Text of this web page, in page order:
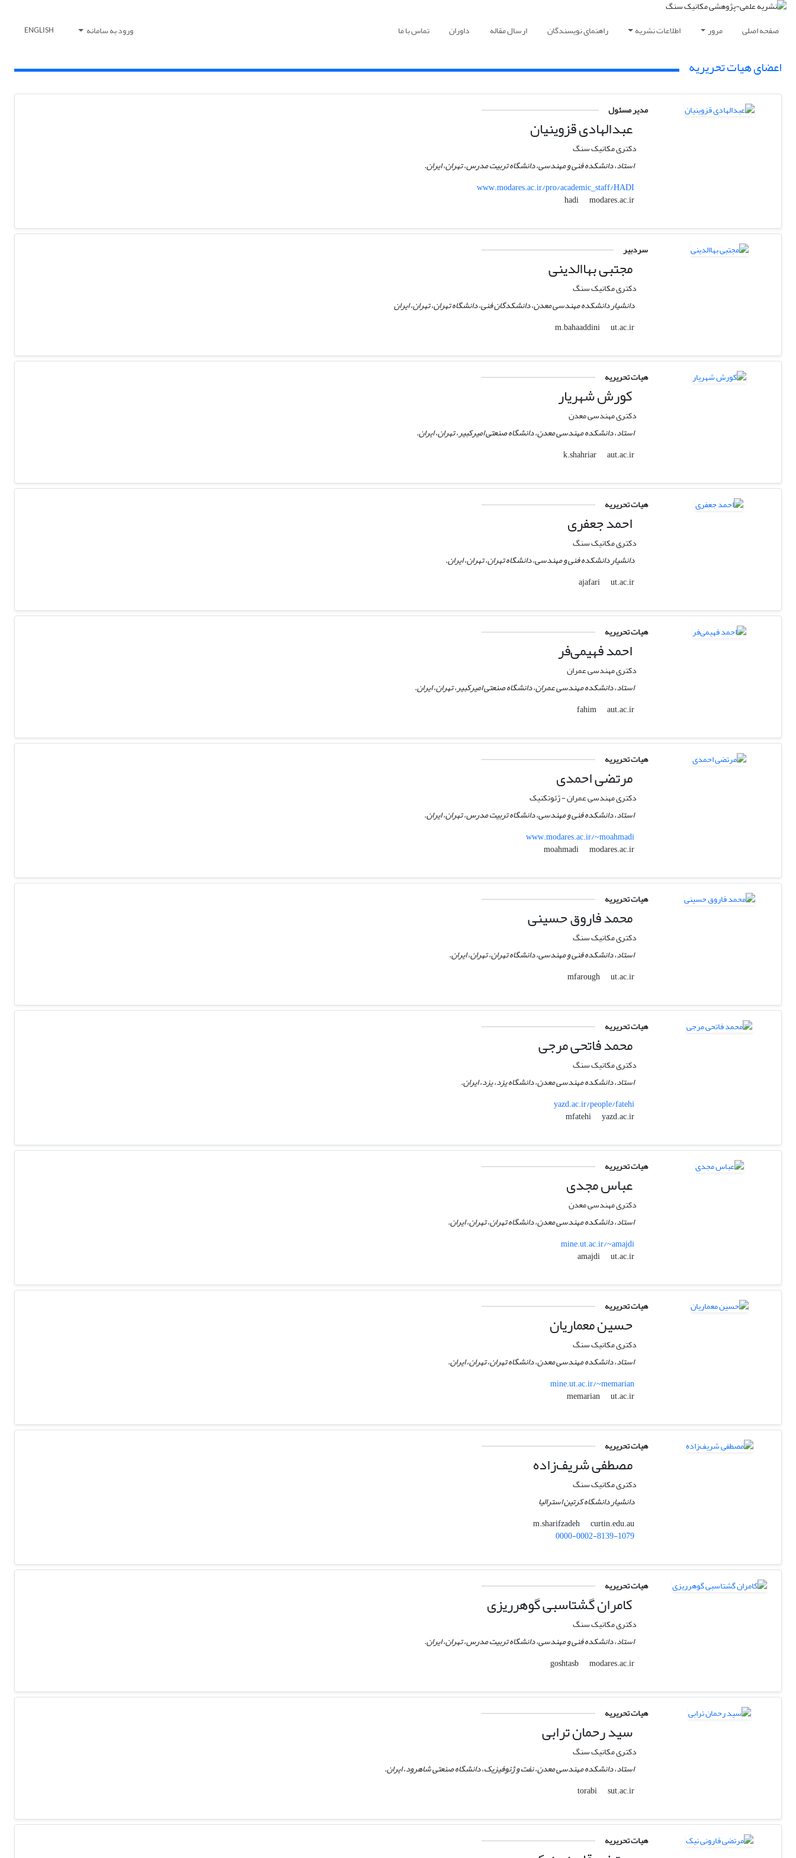
صفحه اصلی مرور اطلاعات نشریه راهنمای نویسندگان ارسال مقاله داوران تماس با ما ورود به سامانه ENGLISH
اعضای هیات تحریریه
مدیر مسئول
عبدالهادی قزوینیان
دکتری مکانیک سنگ
استاد، دانشکده فنی و مهندسی، دانشگاه تربیت مدرس، تهران، ایران.
www.modares.ac.ir/pro/academic_staff/HADI
hadi
modares.ac.ir
سردبیر
مجتبی بهاالدینی
دکتری مکانیک سنگ
دانشیار دانشکده مهندسی معدن، دانشکدگان فنی، دانشگاه تهران، تهران، ایران
m.bahaaddini
ut.ac.ir
هیات تحریریه
کورش شهریار
دکتری مهندسی معدن
استاد، دانشکده مهندسی معدن، دانشگاه صنعتی امیرکبیر، تهران، ایران.
k.shahriar
aut.ac.ir
هیات تحریریه
احمد جعفری
دکتری مکانیک سنگ
دانشیار دانشکده فنی و مهندسی، دانشگاه تهران، تهران، ایران.
ajafari
ut.ac.ir
هیات تحریریه
احمد فهیمی‌فر
دکتری مهندسی عمران
استاد، دانشکده مهندسی عمران، دانشگاه صنعتی امیرکبیر، تهران، ایران.
fahim
aut.ac.ir
هیات تحریریه
مرتضی احمدی
دکتری مهندسی عمران - ژئوتکنیک
استاد، دانشکده فنی و مهندسی، دانشگاه تربیت مدرس، تهران، ایران.
www.modares.ac.ir/~moahmadi
moahmadi
modares.ac.ir
هیات تحریریه
محمد فاروق حسینی
دکتری مکانیک سنگ
استاد، دانشکده فنی و مهندسی، دانشگاه تهران، تهران، ایران.
mfarough
ut.ac.ir
هیات تحریریه
محمد فاتحی مرجی
دکتری مکانیک سنگ
استاد، دانشکده مهندسی معدن، دانشگاه یزد، یزد، ایران.
yazd.ac.ir/people/fatehi
mfatehi
yazd.ac.ir
هیات تحریریه
عباس مجدی
دکتری مهندسی معدن
استاد، دانشکده مهندسی معدن، دانشگاه تهران، تهران، ایران.
mine.ut.ac.ir/~amajdi
amajdi
ut.ac.ir
هیات تحریریه
حسین معماریان
دکتری مکانیک سنگ
استاد، دانشکده مهندسی معدن، دانشگاه تهران، تهران، ایران.
mine.ut.ac.ir/~memarian
memarian
ut.ac.ir
هیات تحریریه
مصطفی شریف‌زاده
دکتری مکانیک سنگ
دانشیار دانشگاه کرتین استرالیا
m.sharifzadeh
curtin.edu.au
0000-0002-8139-1079
هیات تحریریه
کامران گشتاسبی گوهرریزی
دکتری مکانیک سنگ
استاد، دانشکده فنی و مهندسی، دانشگاه تربیت مدرس، تهران، ایران.
goshtasb
modares.ac.ir
هیات تحریریه
سید رحمان ترابی
دکتری مکانیک سنگ
استاد، دانشکده مهندسی معدن، نفت و ژئوفیزیک، دانشگاه صنعتی شاهرود، ایران.
torabi
sut.ac.ir
هیات تحریریه